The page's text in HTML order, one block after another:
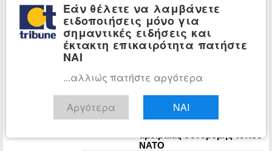
χέρι
ΚΟΣΜΟΣ:
Η CIA συγκρότησε
μυστικά ειδική ομάδα για την
άσκηση πιέσεων με στόχο
την αλλαγή καθεστώτος
ΚΟΣΜΟΣ: Τριμερής αμυντική
συμφωνία Τουρκίας,
Σαουδικής Αραβίας και
Πακιστάν στη Μέκκα –
NATO
Εάν θέλετε να λαμβάνετε
ειδοποιήσεις μόνο για
σημαντικές ειδήσεις και
έκτακτη επικαιρότητα πατήστε
ΝΑΙ
...αλλιώς πατήστε αργότερα
Αργότερα ΝΑΙ